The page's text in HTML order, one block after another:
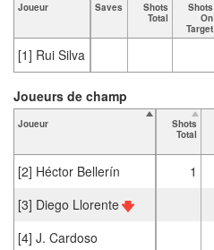
Joueur Saves
Shots
Total
Shots
On
Target
[1] Rui Silva
Joueur
Shots
Total
[2] Héctor Bellerín 1
[3] Diego Llorente
[4] J. Cardoso
Joueurs de champ